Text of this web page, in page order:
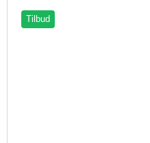
Tilbud